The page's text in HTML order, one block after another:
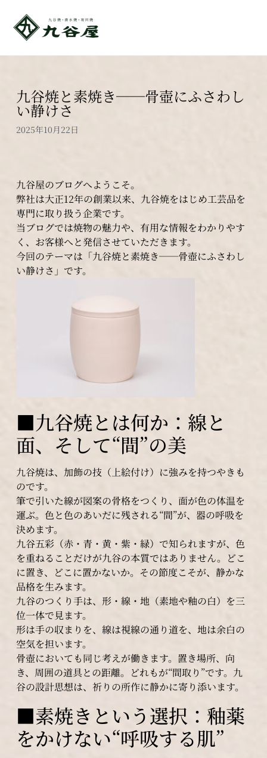
九谷焼と素焼き──骨壺にふさわし
い静けさ
2025年10月22日
九谷屋のブログへようこそ。
弊社は大正12年の創業以来、九谷焼をはじめ工芸品を
専門に取り扱う企業です。
当ブログでは焼物の魅力や、有用な情報をわかりやす
く、お客様へと発信させていただきます。
今回のテーマは「九谷焼と素焼き──骨壺にふさわし
い静けさ」です。
■九谷焼とは何か：線と
面、そして“間”の美
九谷焼は、加飾の技（上絵付け）に強みを持つやきも
のです。
筆で引いた線が図案の骨格をつくり、面が色の体温を
運ぶ。色と色のあいだに残される“間”が、器の呼吸を
決めます。
九谷五彩（赤・青・黄・紫・緑）で知られますが、色
を重ねることだけが九谷の本質ではありません。どこ
に置き、どこに置かないか。その節度こそが、静かな
品格を生みます。
九谷のつくり手は、形・線・地（素地や釉の白）を三
位一体で見ます。
形は手の収まりを、線は視線の通り道を、地は余白の
空気を担います。
骨壺においても同じ考えが働きます。置き場所、向
き、周囲の道具との距離。どれもが“間取り”です。九
谷の設計思想は、祈りの所作に静かに寄り添います。
■素焼きという選択：釉薬
をかけない“呼吸する肌”